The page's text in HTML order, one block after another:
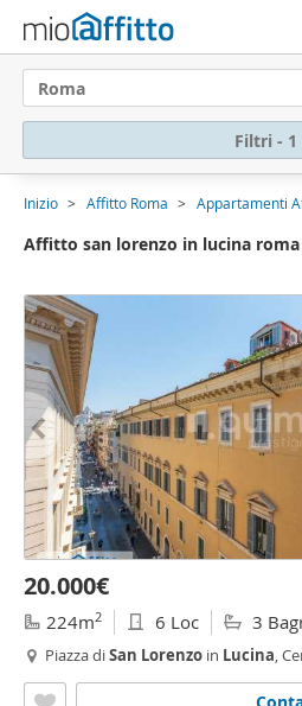
Roma
Filtri - 1
Inizio Affitto Roma Appartamenti
Affitto san lorenzo in lucina roma
20.000€
224m2 6 Loc 3
Piazza diSan Lorenzo in Lucina,